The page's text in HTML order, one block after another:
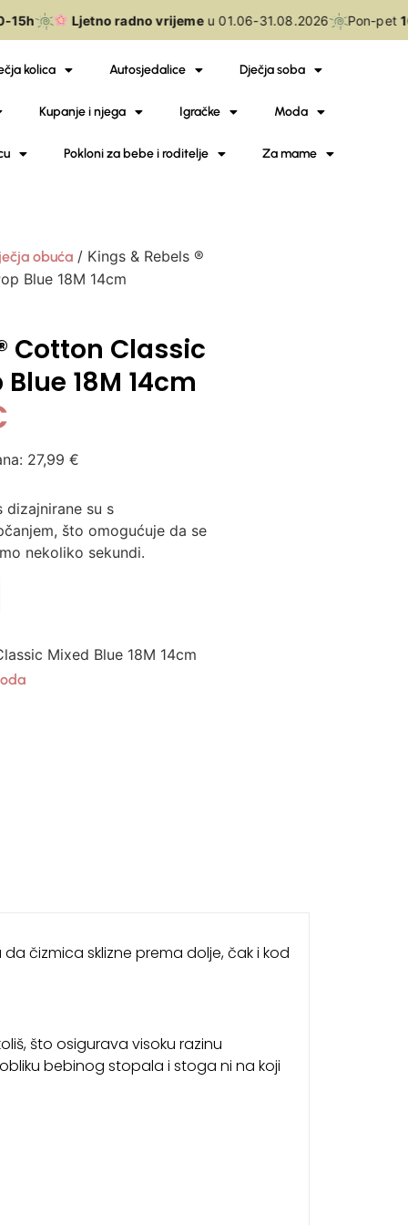
Ljetno radno vrijemeu 01.06-31.08.2026 Pon-pet
kolica Autosjedalice Dječja soba
Kupanje i njega Igračke Moda
Pokloni za bebe i roditelje Za mame
obuća / Kings & Rebels ®
Blue 18M 14cm
Cotton Classic
18M 14cm
27,99 €
dizajnirane su s
što omogućuje da se
nekoliko sekundi.
Mixed Blue 18M 14cm
čizmica sklizne prema dolje, čak i kod
što osigurava visoku razinu
bebinog stopala i stoga ni na koji